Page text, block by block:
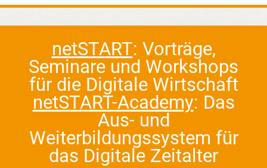
netSTART: Vorträge,
Seminare und Workshops
für die Digitale Wirtschaft
netSTART-Academy: Das
Aus- und
Weiterbildungssystem für
das Digitale Zeitalter